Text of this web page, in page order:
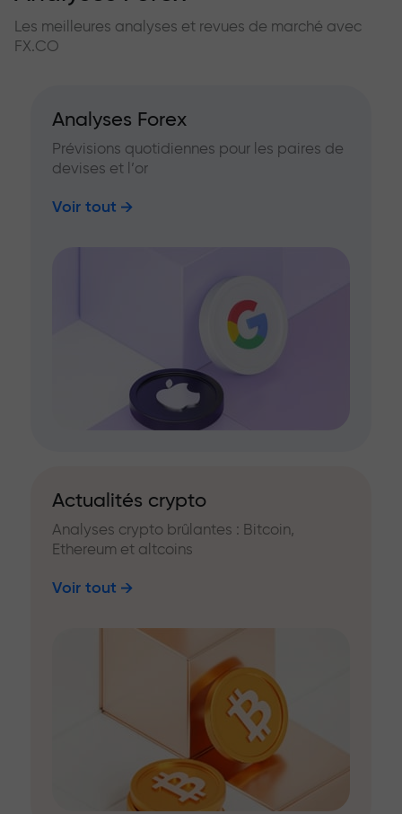
Les meilleures analyses et revues de marché avec
FX.CO
Analyses Forex
Prévisions quotidiennes pour les paires de
devises et l’or
Voir tout
Actualités crypto
Analyses crypto brûlantes : Bitcoin,
Ethereum et altcoins
Voir tout